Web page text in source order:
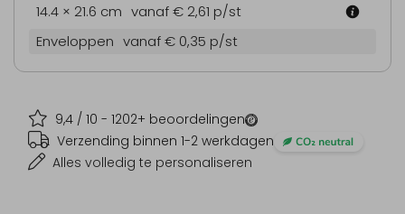
9,4 / 10 - 1202+ beoordelingen
Verzending binnen 1-2 werkdagen
Alles volledig te personaliseren
14.4 × 21.6 cm vanaf € 2,61 p/st
Enveloppen vanaf € 0,35 p/st